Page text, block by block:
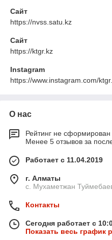
Сайт
https://nvss.satu.kz
Сайт
https://ktgr.kz
Instagram
https://www.instagram.com/
О нас
Рейтинг не сформирован
Менее 5 отзывов за
Работает с 11.04.2019
г. Алматы
с. Мухаметжан
Контакты
Сегодня работает с
Показать весь график